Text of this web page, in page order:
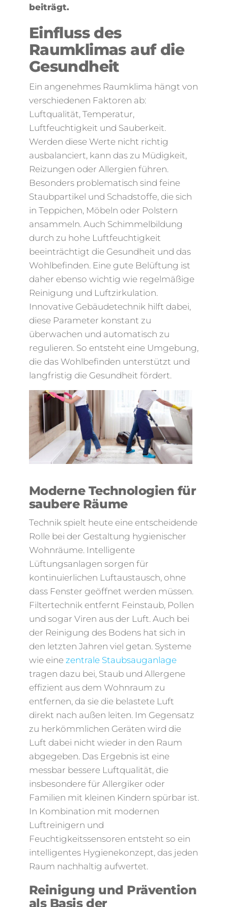
beiträgt.
Einfluss des
Raumklimas auf die
Gesundheit
Ein angenehmes Raumklima hängt von
verschiedenen Faktoren ab:
Luftqualität, Temperatur,
Luftfeuchtigkeit und Sauberkeit.
Werden diese Werte nicht richtig
ausbalanciert, kann das zu Müdigkeit,
Reizungen oder Allergien führen.
Besonders problematisch sind feine
Staubpartikel und Schadstoffe, die sich
in Teppichen, Möbeln oder Polstern
ansammeln. Auch Schimmelbildung
durch zu hohe Luftfeuchtigkeit
beeinträchtigt die Gesundheit und das
Wohlbefinden. Eine gute Belüftung ist
daher ebenso wichtig wie regelmäßige
Reinigung und Luftzirkulation.
Innovative Gebäudetechnik hilft dabei,
diese Parameter konstant zu
überwachen und automatisch zu
regulieren. So entsteht eine Umgebung,
die das Wohlbefinden unterstützt und
langfristig die Gesundheit fördert.
Moderne Technologien für
saubere Räume
Technik spielt heute eine entscheidende
Rolle bei der Gestaltung hygienischer
Wohnräume. Intelligente
Lüftungsanlagen sorgen für
kontinuierlichen Luftaustausch, ohne
dass Fenster geöffnet werden müssen.
Filtertechnik entfernt Feinstaub, Pollen
und sogar Viren aus der Luft. Auch bei
der Reinigung des Bodens hat sich in
den letzten Jahren viel getan. Systeme
wie eine zentrale Staubsauganlage
tragen dazu bei, Staub und Allergene
effizient aus dem Wohnraum zu
entfernen, da sie die belastete Luft
direkt nach außen leiten. Im Gegensatz
zu herkömmlichen Geräten wird die
Luft dabei nicht wieder in den Raum
abgegeben. Das Ergebnis ist eine
messbar bessere Luftqualität, die
insbesondere für Allergiker oder
Familien mit kleinen Kindern spürbar ist.
In Kombination mit modernen
Luftreinigern und
Feuchtigkeitssensoren entsteht so ein
intelligentes Hygienekonzept, das jeden
Raum nachhaltig aufwertet.
Reinigung und Prävention
als Basis der